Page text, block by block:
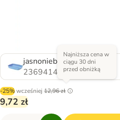
jasnoniebieska
2369414.0
-25%wcześniej 12,96 zł
Najniższa cena w
ciągu 30 dni
przed obniżką
9,72 zł